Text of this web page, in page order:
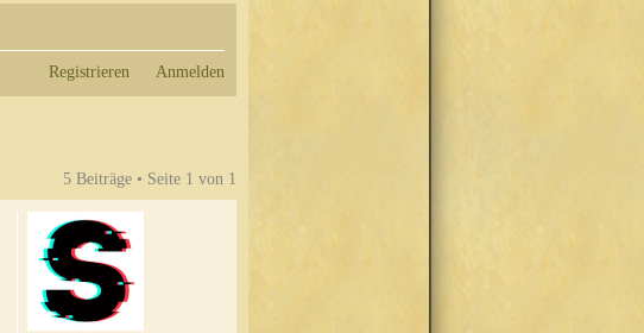
Registrieren Anmelden
5 Beiträge • Seite 1 von 1